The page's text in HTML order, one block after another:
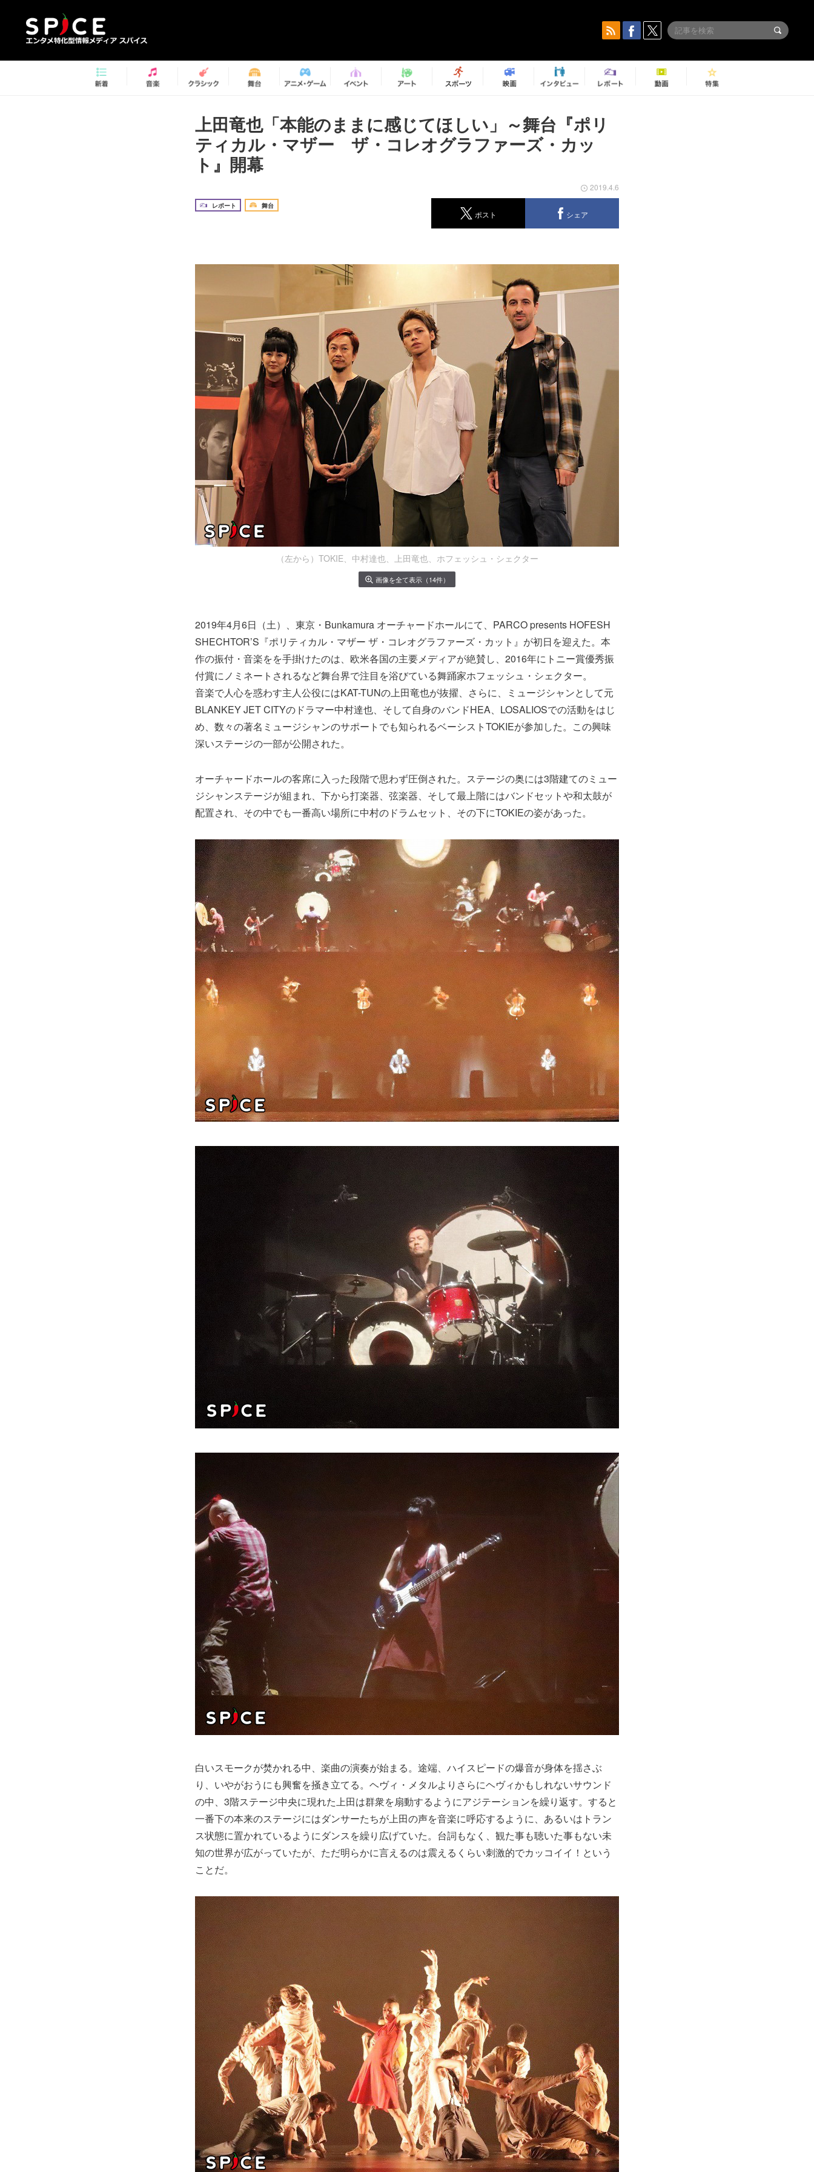
上田竜也「本能のままに感じてほしい」～舞台『ポリ
ティカル・マザー ザ・コレオグラファーズ・カッ
ト』開幕
レポート 舞台
2019.4.6
ポスト シェア
（左から）TOKIE、中村達也、上田竜也、ホフェッシュ・シェクター
画像を全て表示（14件）
2019年4月6日（土）、東京・Bunkamura オーチャードホールにて、PARCO presents HOFESH
SHECHTOR’S『ポリティカル・マザー ザ・コレオグラファーズ・カット』が初日を迎えた。本
作の振付・音楽をを手掛けたのは、欧米各国の主要メディアが絶賛し、2016年にトニー賞優秀振
付賞にノミネートされるなど舞台界で注目を浴びている舞踊家ホフェッシュ・シェクター。
音楽で人心を惑わす主人公役にはKAT-TUNの上田竜也が抜擢、さらに、ミュージシャンとして元
BLANKEY JET CITYのドラマー中村達也、そして自身のバンドHEA、LOSALIOSでの活動をはじ
め、数々の著名ミュージシャンのサポートでも知られるベーシストTOKIEが参加した。この興味
深いステージの一部が公開された。
オーチャードホールの客席に入った段階で思わず圧倒された。ステージの奥には3階建てのミュー
ジシャンステージが組まれ、下から打楽器、弦楽器、そして最上階にはバンドセットや和太鼓が
配置され、その中でも一番高い場所に中村のドラムセット、その下にTOKIEの姿があった。
白いスモークが焚かれる中、楽曲の演奏が始まる。途端、ハイスピードの爆音が身体を揺さぶ
り、いやがおうにも興奮を掻き立てる。ヘヴィ・メタルよりさらにヘヴィかもしれないサウンド
の中、3階ステージ中央に現れた上田は群衆を扇動するようにアジテーションを繰り返す。すると
一番下の本来のステージにはダンサーたちが上田の声を音楽に呼応するように、あるいはトラン
ス状態に置かれているようにダンスを繰り広げていた。台詞もなく、観た事も聴いた事もない未
知の世界が広がっていたが、ただ明らかに言えるのは震えるくらい刺激的でカッコイイ！という
ことだ。